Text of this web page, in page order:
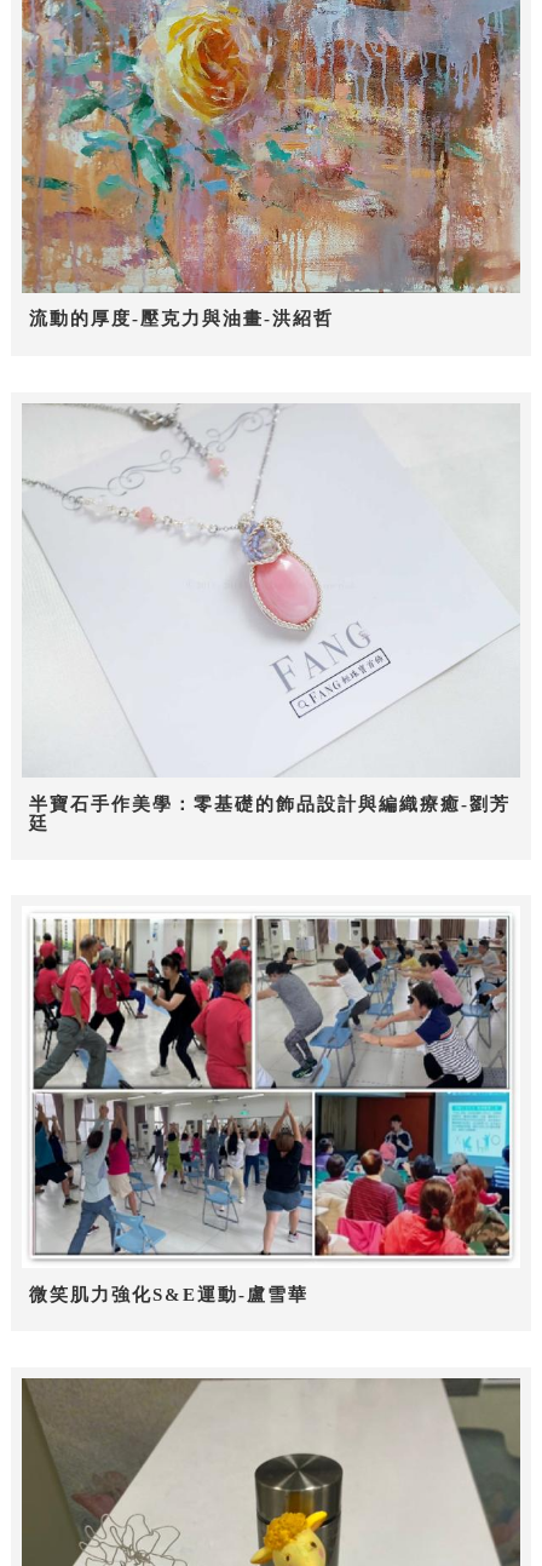
流動的厚度-壓克力與油畫-洪紹哲
半寶石手作美學：零基礎的飾品設計與編織療癒-劉芳
廷
微笑肌力強化S&E運動-盧雪華